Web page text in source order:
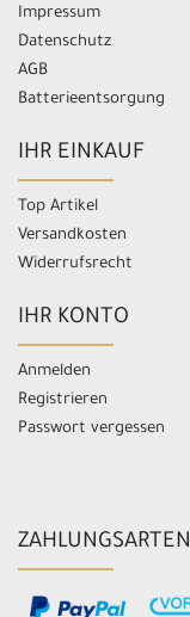
Impressum
Datenschutz
AGB
Batterieentsorgung
IHR EINKAUF
Top Artikel
Versandkosten
Widerrufsrecht
IHR KONTO
Anmelden
Registrieren
Passwort vergessen
ZAHLUNGSARTEN